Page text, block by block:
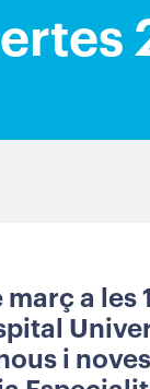
març a les
i